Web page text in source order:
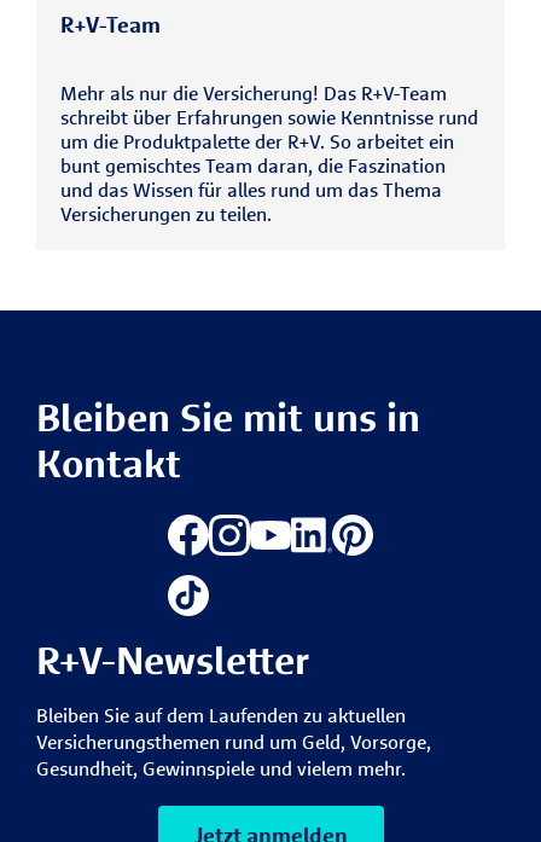
R+V-Team
Mehr als nur die Versicherung! Das R+V-Team
schreibt über Erfahrungen sowie Kenntnisse rund
um die Produktpalette der R+V. So arbeitet ein
bunt gemischtes Team daran, die Faszination
und das Wissen für alles rund um das Thema
Versicherungen zu teilen.
Bleiben Sie mit uns in
Kontakt
R+V-Newsletter
Bleiben Sie auf dem Laufenden zu aktuellen
Versicherungsthemen rund um Geld, Vorsorge,
Gesundheit, Gewinnspiele und vielem mehr.
Jetzt anmelden